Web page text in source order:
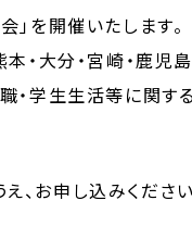
を開催いたします。
大分・宮崎・鹿児島
・学生生活等に関
お申し込みくださ